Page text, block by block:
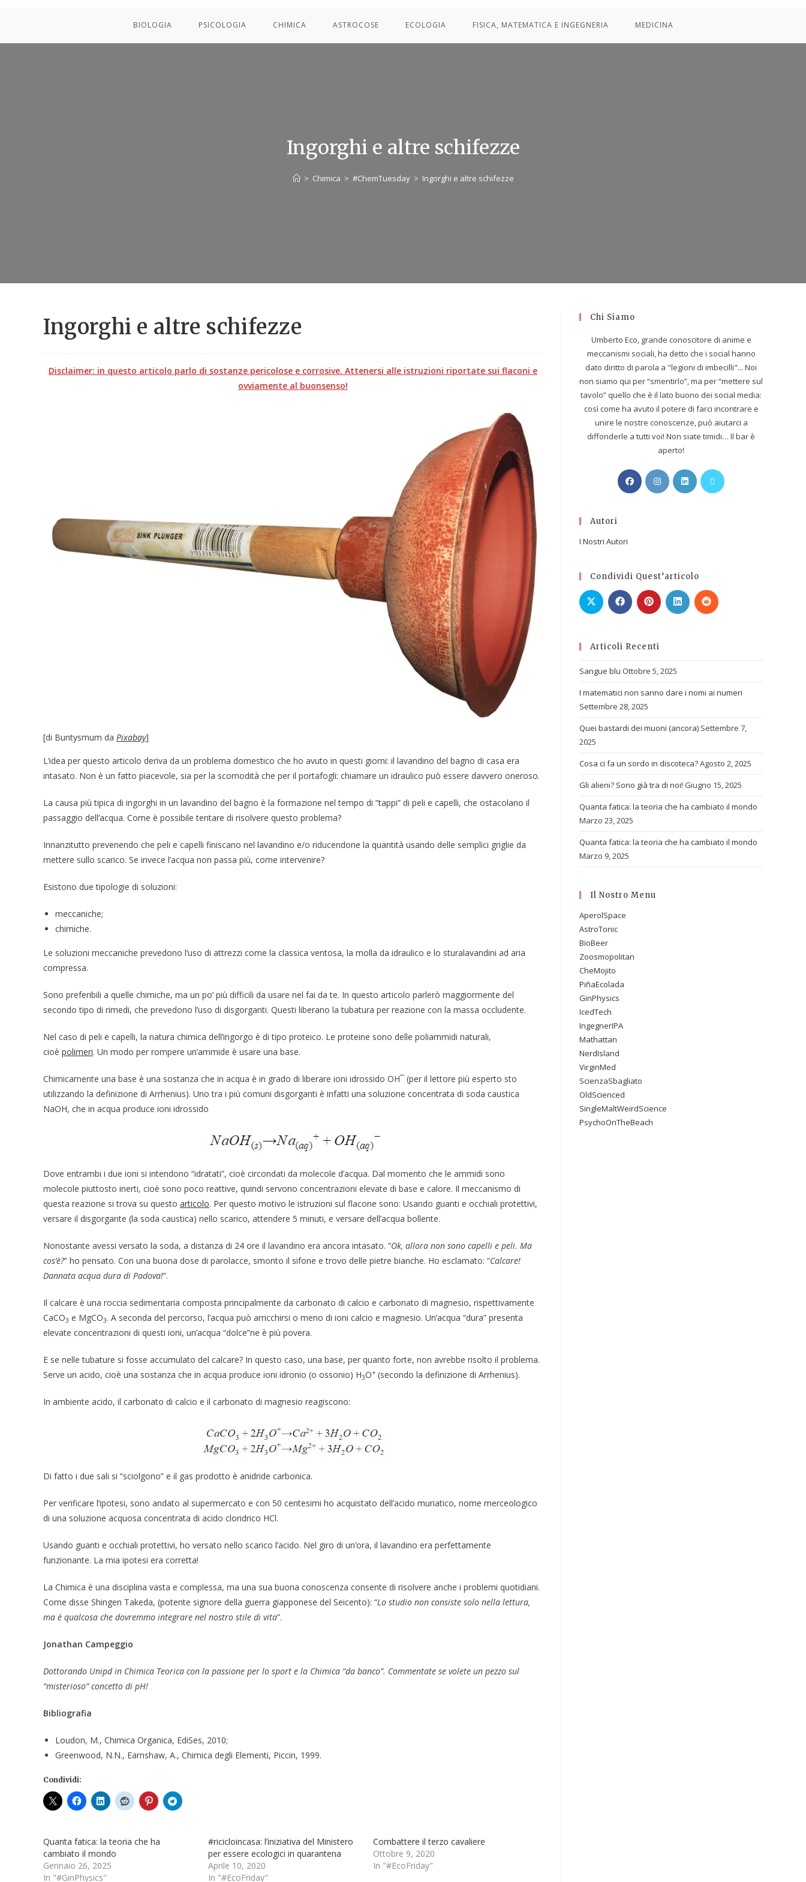
BIOLOGIA PSICOLOGIA CHIMICA ASTROCOSE ECOLOGIA FISICA, MATEMATICA E INGEGNERIA MEDICINA
Ingorghi e altre schifezze
> Chimica > #ChemTuesday > Ingorghi e altre schifezze
Ingorghi e altre schifezze
Disclaimer: in questo articolo parlo di sostanze pericolose e corrosive. Attenersi alle istruzioni riportate sui flaconi e
ovviamente al buonsenso!
[di Buntysmum da Pixabay]
L’idea per questo articolo deriva da un problema domestico che ho avuto in questi giorni: il lavandino del bagno di casa era
intasato. Non è un fatto piacevole, sia per la scomodità che per il portafogli: chiamare un idraulico può essere davvero oneroso.
La causa più tipica di ingorghi in un lavandino del bagno è la formazione nel tempo di “tappi” di peli e capelli, che ostacolano il
passaggio dell’acqua. Come è possibile tentare di risolvere questo problema?
Innanzitutto prevenendo che peli e capelli finiscano nel lavandino e/o riducendone la quantità usando delle semplici griglie da
mettere sullo scarico. Se invece l’acqua non passa più, come intervenire?
Esistono due tipologie di soluzioni:
meccaniche;
chimiche.
Le soluzioni meccaniche prevedono l’uso di attrezzi come la classica ventosa, la molla da idraulico e lo sturalavandini ad aria
compressa.
Sono preferibili a quelle chimiche, ma un po’ più difficili da usare nel fai da te. In questo articolo parlerò maggiormente del
secondo tipo di rimedi, che prevedono l’uso di disgorganti. Questi liberano la tubatura per reazione con la massa occludente.
Nel caso di peli e capelli, la natura chimica dell’ingorgo è di tipo proteico. Le proteine sono delle poliammidi naturali,
cioè polimeri. Un modo per rompere un’ammide è usare una base.
Chimicamente una base è una sostanza che in acqua è in grado di liberare ioni idrossido OH¯ (per il lettore più esperto sto
utilizzando la definizione di Arrhenius). Uno tra i più comuni disgorganti è infatti una soluzione concentrata di soda caustica
NaOH, che in acqua produce ioni idrossido
Dove entrambi i due ioni si intendono “idratati”, cioè circondati da molecole d’acqua. Dal momento che le ammidi sono
molecole piuttosto inerti, cioè sono poco reattive, quindi servono concentrazioni elevate di base e calore. Il meccanismo di
questa reazione si trova su questo articolo. Per questo motivo le istruzioni sul flacone sono: Usando guanti e occhiali protettivi,
versare il disgorgante (la soda caustica) nello scarico, attendere 5 minuti, e versare dell’acqua bollente.
Nonostante avessi versato la soda, a distanza di 24 ore il lavandino era ancora intasato. “Ok, allora non sono capelli e peli. Ma
cos’è?” ho pensato. Con una buona dose di parolacce, smonto il sifone e trovo delle pietre bianche. Ho esclamato: “Calcare!
Dannata acqua dura di Padova!”.
Il calcare è una roccia sedimentaria composta principalmente da carbonato di calcio e carbonato di magnesio, rispettivamente
CaCO3 e MgCO3. A seconda del percorso, l’acqua può arricchirsi o meno di ioni calcio e magnesio. Un’acqua “dura” presenta
elevate concentrazioni di questi ioni, un’acqua “dolce”ne è più povera.
E se nelle tubature si fosse accumulato del calcare? In questo caso, una base, per quanto forte, non avrebbe risolto il problema.
Serve un acido, cioè una sostanza che in acqua produce ioni idronio (o ossonio) H3O+ (secondo la definizione di Arrhenius).
In ambiente acido, il carbonato di calcio e il carbonato di magnesio reagiscono:
Di fatto i due sali si “sciolgono” e il gas prodotto è anidride carbonica.
Per verificare l’ipotesi, sono andato al supermercato e con 50 centesimi ho acquistato dell’acido muriatico, nome merceologico
di una soluzione acquosa concentrata di acido cloridrico HCl.
Usando guanti e occhiali protettivi, ho versato nello scarico l’acido. Nel giro di un’ora, il lavandino era perfettamente
funzionante. La mia ipotesi era corretta!
La Chimica è una disciplina vasta e complessa, ma una sua buona conoscenza consente di risolvere anche i problemi quotidiani.
Come disse Shingen Takeda, (potente signore della guerra giapponese del Seicento): “Lo studio non consiste solo nella lettura,
ma è qualcosa che dovremmo integrare nel nostro stile di vita”.
Jonathan Campeggio
Dottorando Unipd in Chimica Teorica con la passione per lo sport e la Chimica “da banco”. Commentate se volete un pezzo sul
“misterioso” concetto di pH!
Bibliografia
Loudon, M., Chimica Organica, EdiSes, 2010;
Greenwood, N.N., Earnshaw, A., Chimica degli Elementi, Piccin, 1999.
Condividi:
Quanta fatica: la teoria che ha
cambiato il mondo
Gennaio 26, 2025
In "#GinPhysics"
#ricicloincasa: l’iniziativa del Ministero
per essere ecologici in quarantena
Aprile 10, 2020
In "#EcoFriday"
Combattere il terzo cavaliere
Ottobre 9, 2020
In "#EcoFriday"
Chi Siamo
Umberto Eco, grande conoscitore di anime e
meccanismi sociali, ha detto che i social hanno
dato diritto di parola a "legioni di imbecilli"... Noi
non siamo qui per “smentirlo”, ma per “mettere sul
tavolo” quello che è il lato buono dei social media:
così come ha avuto il potere di farci incontrare e
unire le nostre conoscenze, può aiutarci a
diffonderle a tutti voi! Non siate timidi… Il bar è
aperto!
Autori
I Nostri Autori
Condividi Quest’articolo
Articoli Recenti
Sangue blu Ottobre 5, 2025
I matematici non sanno dare i nomi ai numeri
Settembre 28, 2025
Quei bastardi dei muoni (ancora) Settembre 7,
2025
Cosa ci fa un sordo in discoteca?Agosto 2, 2025
Gli alieni? Sono già tra di noi! Giugno 15, 2025
Quanta fatica: la teoria che ha cambiato il mondo
Marzo 23, 2025
Quanta fatica: la teoria che ha cambiato il mondo
Marzo 9, 2025
Il Nostro Menu
AperolSpace
AstroTonic
BioBeer
Zoosmopolitan
CheMojito
PiñaEcolada
GinPhysics
IcedTech
IngegnerIPA
Mathattan
NerdIsland
VirginMed
ScienzaSbagliato
OldScienced
SingleMaltWeirdScience
PsychoOnTheBeach